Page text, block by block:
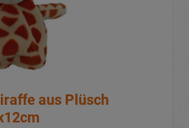
aus Plüsch